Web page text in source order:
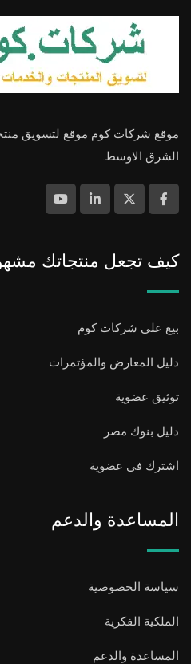
موقع شركات كوم موقع لتسويق
الشرق الاوسط.
كيف تجعل منتجاتك
بيع على شركات كوم
دليل المعارض والمؤتمرات
توثيق عضوية
دليل بنوك مصر
اشترك فى عضوية
المساعدة والدعم
سياسة الخصوصية
الملكية الفكرية
المساعدة والدعم